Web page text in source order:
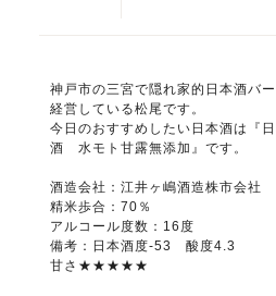
神戸市の三宮で隠れ家的日本酒バ
経営している松尾です。
今日のおすすめしたい日本酒は
酒 水モト甘露無添加』です。
酒造会社：江井ヶ嶋酒造株市会社
精米歩合：70％
アルコール度数：16度
備考：日本酒度-53 酸度4.3
甘さ★★★★★